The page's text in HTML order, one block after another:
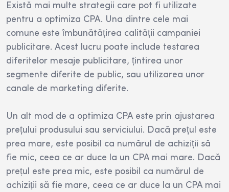
Există mai multe strategii care pot fi utilizate
pentru a optimiza CPA. Una dintre cele mai
comune este îmbunătățirea calității campaniei
publicitare. Acest lucru poate include testarea
diferitelor mesaje publicitare, țintirea unor
segmente diferite de public, sau utilizarea unor
canale de marketing diferite.
Un alt mod de a optimiza CPA este prin ajustarea
prețului produsului sau serviciului. Dacă prețul este
prea mare, este posibil ca numărul de achiziții să
fie mic, ceea ce ar duce la un CPA mai mare. Dacă
prețul este prea mic, este posibil ca numărul de
achiziții să fie mare, ceea ce ar duce la un CPA mai